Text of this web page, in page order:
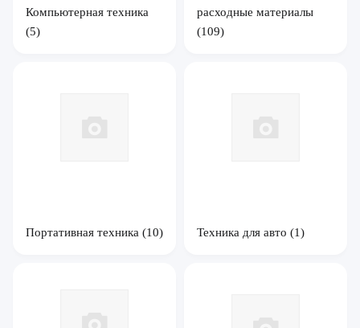
Компьютерная техника
(5)
расходные материалы
(109)
Портативная техника (10) Техника для авто (1)